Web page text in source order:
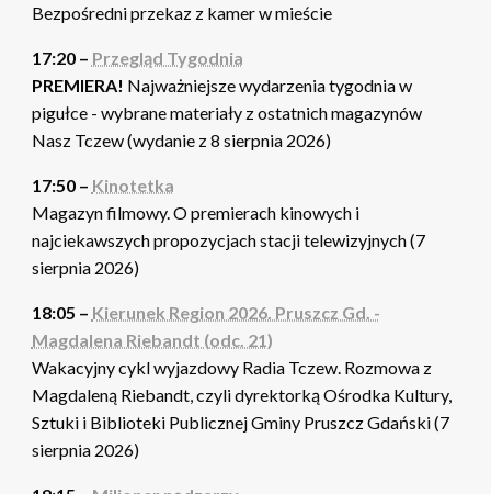
Bezpośredni przekaz z kamer w mieście
17:20 – Przegląd Tygodnia
PREMIERA! Najważniejsze wydarzenia tygodnia w
pigułce - wybrane materiały z ostatnich magazynów
Nasz Tczew (wydanie z 8 sierpnia 2026)
17:50 – Kinotetka
Magazyn filmowy. O premierach kinowych i
najciekawszych propozycjach stacji telewizyjnych (7
sierpnia 2026)
18:05 – Kierunek Region 2026. Pruszcz Gd. -
Magdalena Riebandt (odc. 21)
Wakacyjny cykl wyjazdowy Radia Tczew. Rozmowa z
Magdaleną Riebandt, czyli dyrektorką Ośrodka Kultury,
Sztuki i Biblioteki Publicznej Gminy Pruszcz Gdański (7
sierpnia 2026)